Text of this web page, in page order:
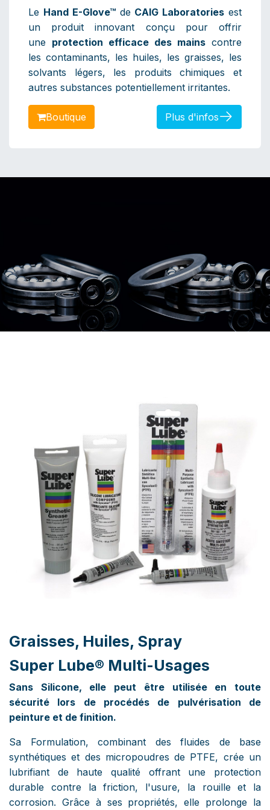
Le Hand E-Glove™de CAIG Laboratories est
un produit innovant conçu pour offrir
une protection efficace des mains contre
les contaminants, les huiles, les graisses, les
solvants légers, les produits chimiques et
autres substances potentiellement irritantes.
Boutiqu​​​​​​​​e Plus d'infos
Graisses, Huiles, Spray
Super Lube® Multi-Usages​
Sans Silicone, elle peut être utilisée en toute
sécurité lors de procédés de pulvérisation de
peinture et de finition.
Sa Formulation, combinant des fluides de base
synthétiques et des micropoudres de PTFE, crée un
lubrifiant de haute qualité offrant une protection
durable contre la friction, l'usure, la rouille et la
corrosion. Grâce à ses propriétés, elle prolonge la